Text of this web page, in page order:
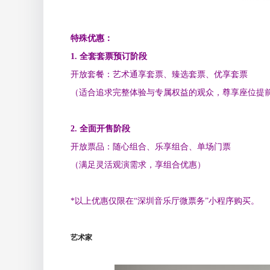
特殊优惠：
1. 全套套票预订阶段
开放套餐：艺术通享套票、臻选套票、优享套票
（适合追求完整体验与专属权益的观众，尊享座位提
2. 全面开售阶段
开放票品：随心组合、乐享组合、单场门票
（满足灵活观演需求，享组合优惠）
*以上优惠仅限在“深圳音乐厅微票务”小程序购买。
艺术家